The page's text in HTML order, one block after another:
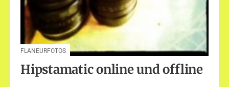
FLANEURFOTOS
Hipstamatic online und offline